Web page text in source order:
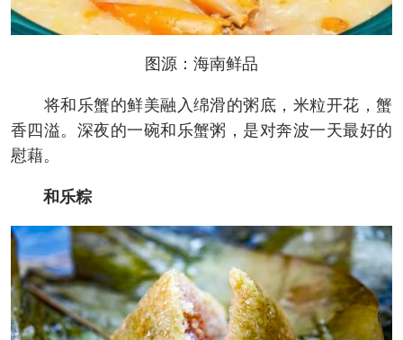
图源：海南鲜品
将和乐蟹的鲜美融入绵滑的粥底，米粒开花，蟹
香四溢。深夜的一碗和乐蟹粥，是对奔波一天最好的
慰藉。
和乐粽